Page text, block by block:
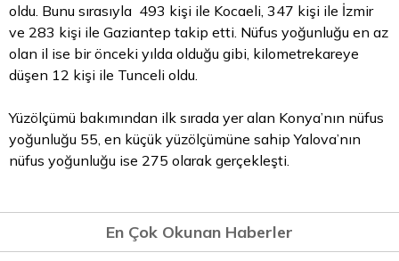
oldu. Bunu sırasıyla 493 kişi ile Kocaeli, 347 kişi ile İzmir
ve 283 kişi ile Gaziantep takip etti. Nüfus yoğunluğu en az
olan il ise bir önceki yılda olduğu gibi, kilometrekareye
düşen 12 kişi ile Tunceli oldu.
Yüzölçümü bakımından ilk sırada yer alan Konya’nın nüfus
yoğunluğu 55, en küçük yüzölçümüne sahip Yalova’nın
nüfus yoğunluğu ise 275 olarak gerçekleşti.
En Çok Okunan Haberler